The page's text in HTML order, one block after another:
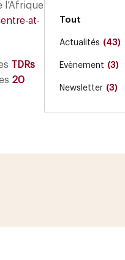
l’Afrique
at-
TDRs
20
Tout
Actualités (43)
Evènement (3)
Newsletter (3)